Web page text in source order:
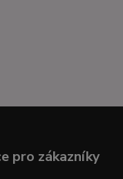
pro zákazníky